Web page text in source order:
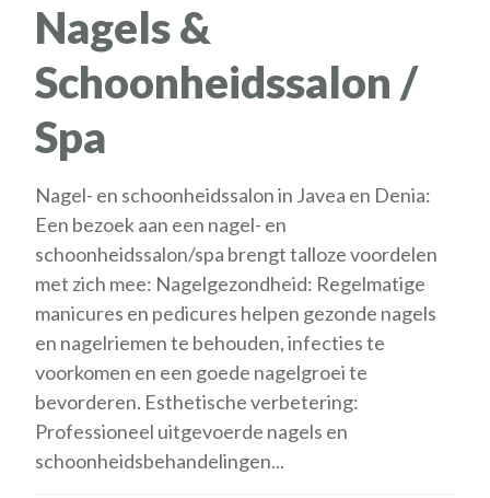
Nagels &
Schoonheidssalon /
Spa
Nagel- en schoonheidssalon in Javea en Denia:
Een bezoek aan een nagel- en
schoonheidssalon/spa brengt talloze voordelen
met zich mee: Nagelgezondheid: Regelmatige
manicures en pedicures helpen gezonde nagels
en nagelriemen te behouden, infecties te
voorkomen en een goede nagelgroei te
bevorderen. Esthetische verbetering:
Professioneel uitgevoerde nagels en
schoonheidsbehandelingen...